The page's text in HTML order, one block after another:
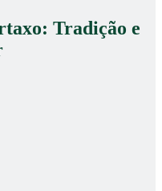
Tradição e